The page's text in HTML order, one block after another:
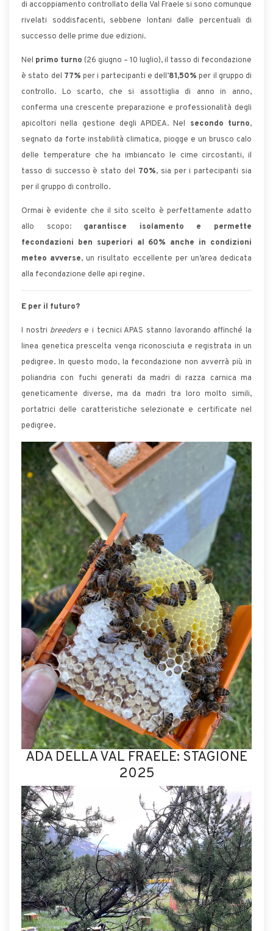
di accoppiamento controllato della Val Fraele si sono comunque
rivelati soddisfacenti, sebbene lontani dalle percentuali di
successo delle prime due edizioni.
Nel primo turno (26 giugno – 10 luglio), il tasso di fecondazione
è stato del 77% per i partecipanti e dell’81,50% per il gruppo di
controllo. Lo scarto, che si assottiglia di anno in anno,
conferma una crescente preparazione e professionalità degli
apicoltori nella gestione degli APIDEA. Nel secondo turno,
segnato da forte instabilità climatica, piogge e un brusco calo
delle temperature che ha imbiancato le cime circostanti, il
tasso di successo è stato del 70%, sia per i partecipanti sia
per il gruppo di controllo.
Ormai è evidente che il sito scelto è perfettamente adatto
allo scopo: garantisce isolamento e permette
fecondazioni ben superiori al 60% anche in condizioni
meteo avverse, un risultato eccellente per un’area dedicata
alla fecondazione delle api regine.
E per il futuro?
I nostri breederse i tecnici APAS stanno lavorando affinché la
linea genetica prescelta venga riconosciuta e registrata in un
pedigree. In questo modo, la fecondazione non avverrà più in
poliandria con fuchi generati da madri di razza carnica ma
geneticamente diverse, ma da madri tra loro molto simili,
portatrici delle caratteristiche selezionate e certificate nel
pedigree.
ADA DELLA VAL FRAELE: STAGIONE
2025